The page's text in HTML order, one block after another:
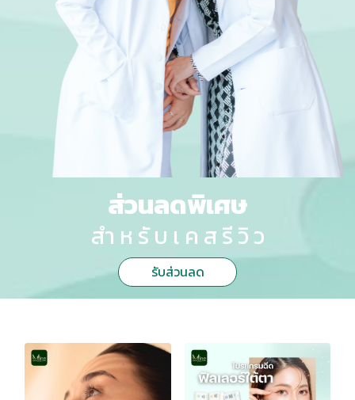
ส่วนลดพิเศษ
สำ ห รั บ เ ค ส รี วิ ว
รับส่วนลด